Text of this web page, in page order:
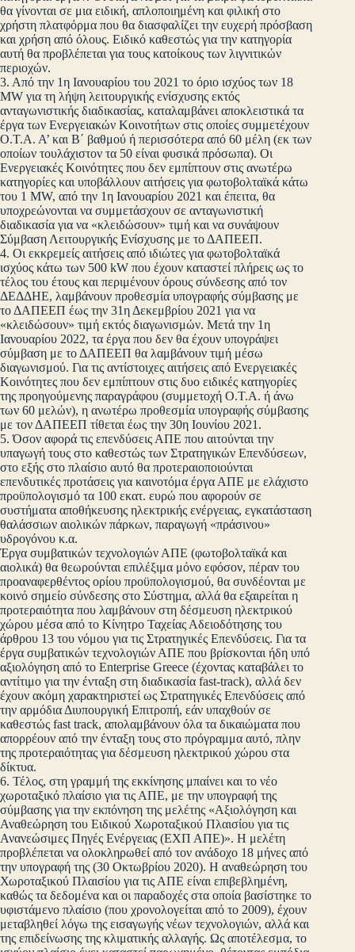
θα γίνονται σε μια ειδική, απλοποιημένη και φιλική στο
χρήστη πλατφόρμα που θα διασφαλίζει την ευχερή πρόσβαση
και χρήση από όλους. Ειδικό καθεστώς για την κατηγορία
αυτή θα προβλέπεται για τους κατοίκους των λιγνιτικών
περιοχών.
3. Από την 1η Ιανουαρίου του 2021 το όριο ισχύος των 18
MW για τη λήψη λειτουργικής ενίσχυσης εκτός
ανταγωνιστικής διαδικασίας, καταλαμβάνει αποκλειστικά τα
έργα των Ενεργειακών Κοινοτήτων στις οποίες συμμετέχουν
Ο.Τ.Α. Α’ και Β΄ βαθμού ή περισσότερα από 60 μέλη (εκ των
οποίων τουλάχιστον τα 50 είναι φυσικά πρόσωπα). Οι
Ενεργειακές Κοινότητες που δεν εμπίπτουν στις ανωτέρω
κατηγορίες και υποβάλλουν αιτήσεις για φωτοβολταϊκά κάτω
του 1 MW, από την 1η Ιανουαρίου 2021 και έπειτα, θα
υποχρεώνονται να συμμετάσχουν σε ανταγωνιστική
διαδικασία για να «κλειδώσουν» τιμή και να συνάψουν
Σύμβαση Λειτουργικής Ενίσχυσης με το ΔΑΠΕΕΠ.
4. Οι εκκρεμείς αιτήσεις από ιδιώτες για φωτοβολταϊκά
ισχύος κάτω των 500 kW που έχουν καταστεί πλήρεις ως το
τέλος του έτους και περιμένουν όρους σύνδεσης από τον
ΔΕΔΔΗΕ, λαμβάνουν προθεσμία υπογραφής σύμβασης με
το ΔΑΠΕΕΠ έως την 31η Δεκεμβρίου 2021 για να
«κλειδώσουν» τιμή εκτός διαγωνισμών. Μετά την 1η
Ιανουαρίου 2022, τα έργα που δεν θα έχουν υπογράψει
σύμβαση με το ΔΑΠΕΕΠ θα λαμβάνουν τιμή μέσω
διαγωνισμού. Για τις αντίστοιχες αιτήσεις από Ενεργειακές
Κοινότητες που δεν εμπίπτουν στις δυο ειδικές κατηγορίες
της προηγούμενης παραγράφου (συμμετοχή Ο.Τ.Α. ή άνω
των 60 μελών), η ανωτέρω προθεσμία υπογραφής σύμβασης
με τον ΔΑΠΕΕΠ τίθεται έως την 30η Ιουνίου 2021.
5. Όσον αφορά τις επενδύσεις ΑΠΕ που αιτούνται την
υπαγωγή τους στο καθεστώς των Στρατηγικών Επενδύσεων,
στο εξής στο πλαίσιο αυτό θα προτεραιοποιούνται
επενδυτικές προτάσεις για καινοτόμα έργα ΑΠΕ με ελάχιστο
προϋπολογισμό τα 100 εκατ. ευρώ που αφορούν σε
συστήματα αποθήκευσης ηλεκτρικής ενέργειας, εγκατάσταση
θαλάσσιων αιολικών πάρκων, παραγωγή «πράσινου»
υδρογόνου κ.α.
Έργα συμβατικών τεχνολογιών ΑΠΕ (φωτοβολταϊκά και
αιολικά) θα θεωρούνται επιλέξιμα μόνο εφόσον, πέραν του
προαναφερθέντος ορίου προϋπολογισμού, θα συνδέονται με
κοινό σημείο σύνδεσης στο Σύστημα, αλλά θα εξαιρείται η
προτεραιότητα που λαμβάνουν στη δέσμευση ηλεκτρικού
χώρου μέσα από το Κίνητρο Ταχείας Αδειοδότησης του
άρθρου 13 του νόμου για τις Στρατηγικές Επενδύσεις. Για τα
έργα συμβατικών τεχνολογιών ΑΠΕ που βρίσκονται ήδη υπό
αξιολόγηση από το Enterprise Greece (έχοντας καταβάλει το
αντίτιμο για την ένταξη στη διαδικασία fast-track), αλλά δεν
έχουν ακόμη χαρακτηριστεί ως Στρατηγικές Επενδύσεις από
την αρμόδια Διυπουργική Επιτροπή, εάν υπαχθούν σε
καθεστώς fast track, απολαμβάνουν όλα τα δικαιώματα που
απορρέουν από την ένταξη τους στο πρόγραμμα αυτό, πλην
της προτεραιότητας για δέσμευση ηλεκτρικού χώρου στα
δίκτυα.
6. Τέλος, στη γραμμή της εκκίνησης μπαίνει και το νέο
χωροταξικό πλαίσιο για τις ΑΠΕ, με την υπογραφή της
σύμβασης για την εκπόνηση της μελέτης «Αξιολόγηση και
Αναθεώρηση του Ειδικού Χωροταξικού Πλαισίου για τις
Ανανεώσιμες Πηγές Ενέργειας (ΕΧΠ ΑΠΕ)». Η μελέτη
προβλέπεται να ολοκληρωθεί από τον ανάδοχο 18 μήνες από
την υπογραφή της (30 Οκτωβρίου 2020). Η αναθεώρηση του
Χωροταξικού Πλαισίου για τις ΑΠΕ είναι επιβεβλημένη,
καθώς τα δεδομένα και οι παραδοχές στα οποία βασίστηκε το
υφιστάμενο πλαίσιο (που χρονολογείται από το 2009), έχουν
μεταβληθεί λόγω της εισαγωγής νέων τεχνολογιών, αλλά και
της επιδείνωσης της κλιματικής αλλαγής. Ως αποτέλεσμα, το